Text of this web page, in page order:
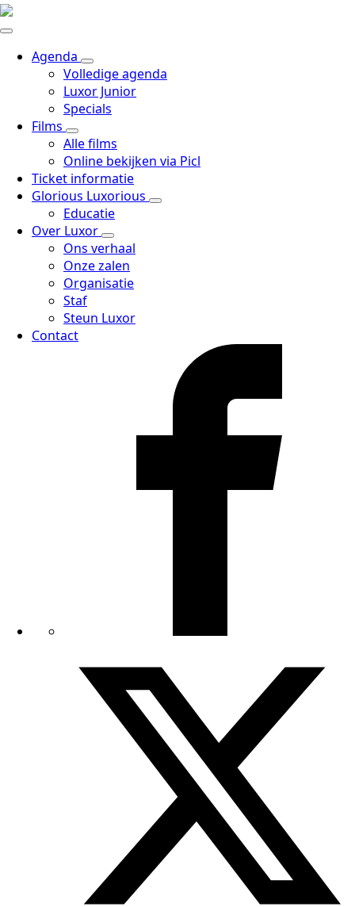
Agenda
Volledige agenda
Luxor Junior
Specials
Films
Alle films
Online bekijken via Picl
Ticket informatie
Glorious Luxorious
Educatie
Over Luxor
Ons verhaal
Onze zalen
Organisatie
Staf
Steun Luxor
Contact